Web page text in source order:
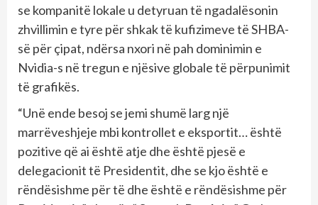
se kompanitë lokale u detyruan të ngadalësonin
zhvillimin e tyre për shkak të kufizimeve të SHBA-
së për çipat, ndërsa nxori në pah dominimin e
Nvidia-s në tregun e njësive globale të përpunimit
të grafikës.
“Unë ende besoj se jemi shumë larg një
marrëveshjeje mbi kontrollet e eksportit… është
pozitive që ai është atje dhe është pjesë e
delegacionit të Presidentit, dhe se kjo është e
rëndësishme për të dhe është e rëndësishme për